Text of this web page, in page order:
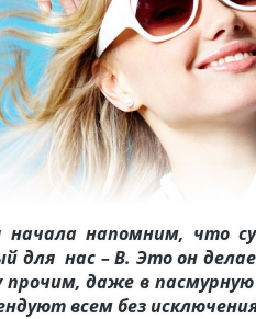
начала напомним, что
для нас – В. Это он
даже в пасмурную
всем без